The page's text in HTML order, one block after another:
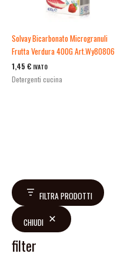
FILTRA PRODOTTI
CHIUDI
filter
Solvay Bicarbonato Microgranuli
Frutta Verdura 400G Art.Wy80806
1,45 € IVATO
Detergenti cucina